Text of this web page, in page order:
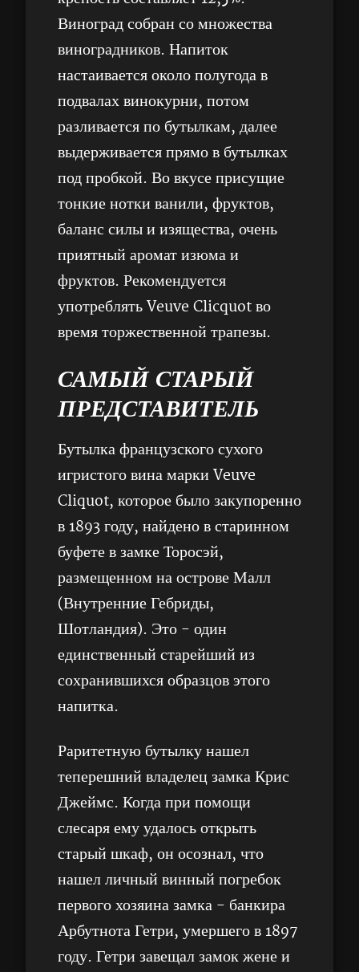
Виноград собран со множества
виноградников. Напиток
настаивается около полугода в
подвалах винокурни, потом
разливается по бутылкам, далее
выдерживается прямо в бутылках
под пробкой. Во вкусе присущие
тонкие нотки ванили, фруктов,
баланс силы и изящества, очень
приятный аромат изюма и
фруктов. Рекомендуется
употреблять Veuve Clicquot во
время торжественной трапезы.
САМЫЙ СТАРЫЙ
ПРЕДСТАВИТЕЛЬ
Бутылка французского сухого
игристого вина марки Veuve
Cliquot, которое было закупоренно
в 1893 году, найдено в старинном
буфете в замке Торосэй,
размещенном на острове Малл
(Внутренние Гебриды,
Шотландия). Это - один
единственный старейший из
сохранившихся образцов этого
напитка.
Раритетную бутылку нашел
теперешний владелец замка Крис
Джеймс. Когда при помощи
слесаря ему удалось открыть
старый шкаф, он осознал, что
нашел личный винный погребок
первого хозяина замка - банкира
Арбутнота Гетри, умершего в 1897
году. Гетри завещал замок жене и